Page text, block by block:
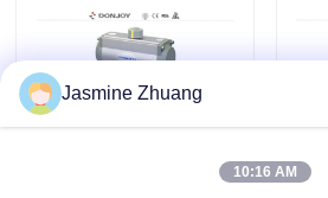
Nouvelles
Demandez un devis
Soupape à diaphragme sanitaire
Jasmine Zhuang
10:16 AM